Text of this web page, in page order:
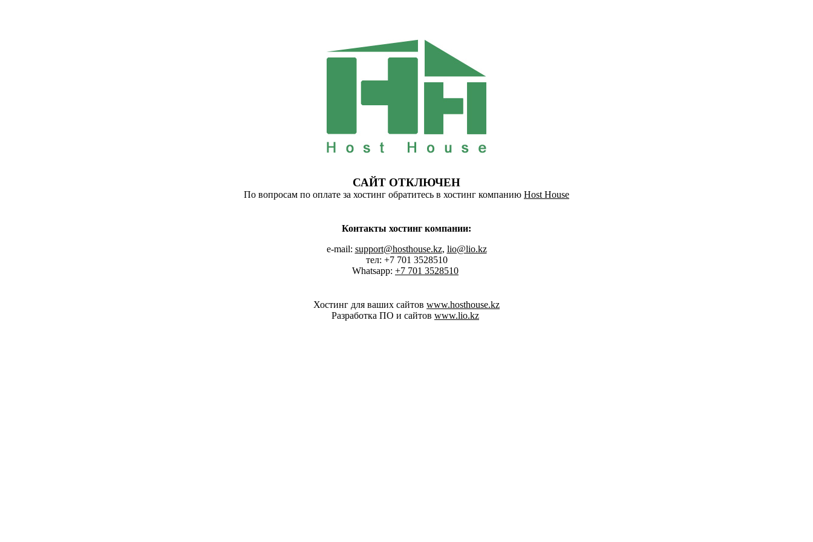
САЙТ ОТКЛЮЧЕН
По вопросам по оплате за хостинг обратитесь в хостинг компанию Host House
Контакты хостинг компании:
e-mail: support@hosthouse.kz, lio@lio.kz
тел: +7 701 3528510
Whatsapp: +7 701 3528510
Хостинг для ваших сайтов www.hosthouse.kz
Разработка ПО и сайтов www.lio.kz